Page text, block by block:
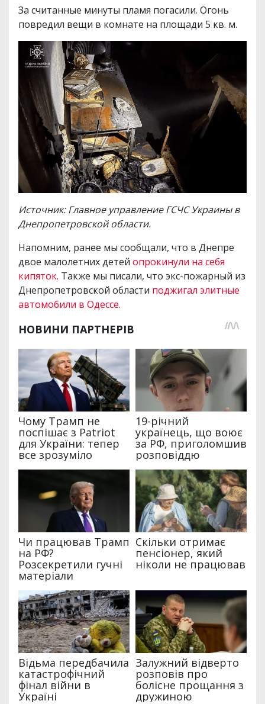
За считанные минуты пламя погасили. Огонь
повредил вещи в комнате на площади 5 кв. м.
Источник: Главное управление ГСЧС Украины в
Днепропетровской области.
Напомним, ранее мы сообщали, что в Днепре
двое малолетних детей опрокинули на себя
кипяток. Также мы писали, что экс-пожарный из
Днепропетровской области поджигал элитные
автомобили в Одессе.